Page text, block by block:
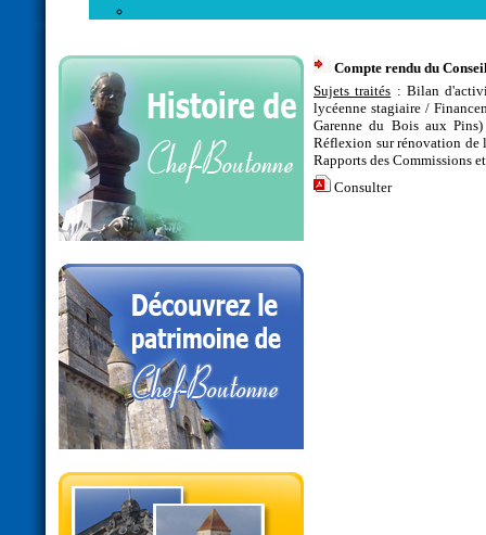
Compte rendu du
Sujets traités : Bilan
lycéenne stagiaire /
Garenne du Bois aux
Réflexion sur rénovation de
Rapports des Commissions
Consulter